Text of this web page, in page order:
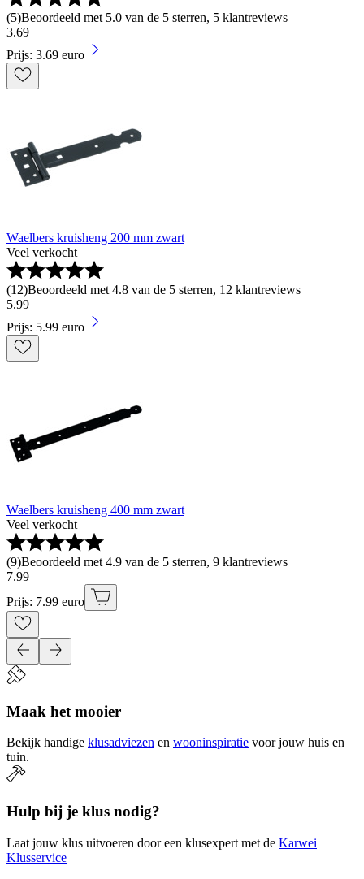
(5)Beoordeeld met 5.0 van de 5 sterren, 5 klantreviews
3.69
Prijs: 3.69 euro
Waelbers kruisheng 200 mm zwart
Veel verkocht
(12)Beoordeeld met 4.8 van de 5 sterren, 12 klantreviews
5.99
Prijs: 5.99 euro
Waelbers kruisheng 400 mm zwart
Veel verkocht
(9)Beoordeeld met 4.9 van de 5 sterren, 9 klantreviews
7.99
Prijs: 7.99 euro
Maak het mooier
Bekijk handige klusadviezen en wooninspiratie voor jouw huis en
tuin.
Hulp bij je klus nodig?
Laat jouw klus uitvoeren door een klusexpert met de Karwei
Klusservice